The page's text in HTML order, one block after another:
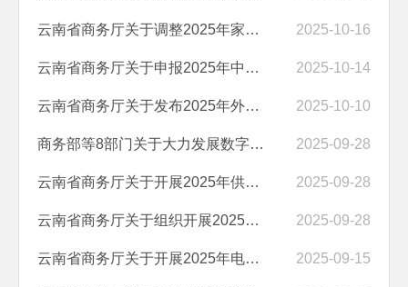
云南省商务厅关于调整2025年家电以旧换新及家装消费品换新活动规则的公... 2025-10-16
云南省商务厅关于申报2025年中药材、花卉、核桃（坚果）大宗商品现货交... 2025-10-14
云南省商务厅关于发布2025年外贸政策申报指南的通知 2025-10-10
商务部等8部门关于大力发展数字消费​共创数字时代美好生活的指导意见 2025-09-28
云南省商务厅关于开展2025年供应链建设项目申报工作通知 2025-09-28
云南省商务厅关于组织开展2025年首发经济项目申报的通知 2025-09-28
云南省商务厅关于开展2025年电商市场主体培育扶持资金项目申报工作的通... 2025-09-15